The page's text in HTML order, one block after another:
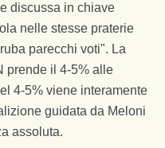
discussa in chiave
nelle stesse praterie
parecchi voti". La
prende il 4-5% alle
4-5% viene interamente
guidata da Meloni
assoluta.